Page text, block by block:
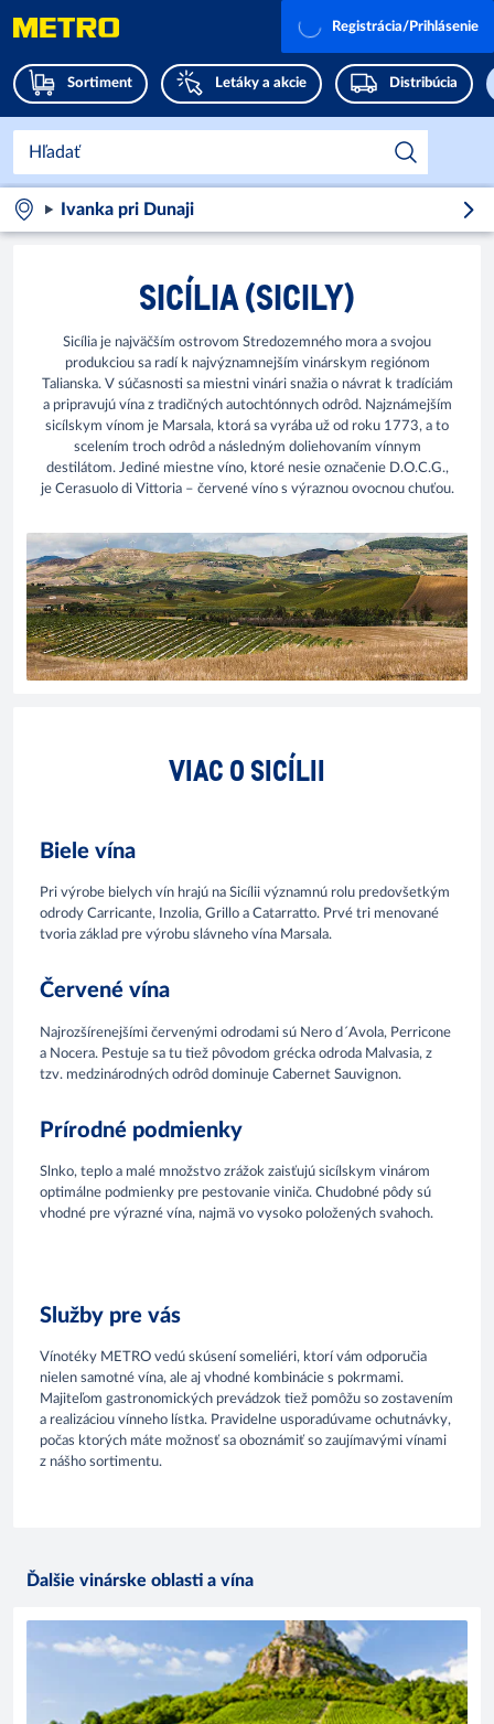
Sortiment Letáky a akcie Distribúcia
Registrácia/Prihlásenie
Ivanka pri Dunaji
SICÍLIA (SICILY)
Sicília je najväčším ostrovom Stredozemného mora a svojou
produkciou sa radí k najvýznamnejším vinárskym regiónom
Talianska. V súčasnosti sa miestni vinári snažia o návrat k tradíciám
a pripravujú vína z tradičných autochtónnych odrôd. Najznámejším
sicílskym vínom je Marsala, ktorá sa vyrába už od roku 1773, a to
scelením troch odrôd a následným doliehovaním vínnym
destilátom. Jediné miestne víno, ktoré nesie označenie D.O.C.G.,
je Cerasuolo di Vittoria – červené víno s výraznou ovocnou chuťou.
VIAC O SICÍLII
Biele vína
Pri výrobe bielych vín hrajú na Sicílii významnú rolu predovšetkým
odrody Carricante, Inzolia, Grillo a Catarratto. Prvé tri menované
tvoria základ pre výrobu slávneho vína Marsala.
Červené vína
Najrozšírenejšími červenými odrodami sú Nero d´Avola, Perricone
a Nocera. Pestuje sa tu tiež pôvodom grécka odroda Malvasia, z
tzv. medzinárodných odrôd dominuje Cabernet Sauvignon.
Prírodné podmienky
Slnko, teplo a malé množstvo zrážok zaisťujú sicílskym vinárom
optimálne podmienky pre pestovanie viniča. Chudobné pôdy sú
vhodné pre výrazné vína, najmä vo vysoko položených svahoch.
Služby pre vás
Vínotéky METRO vedú skúsení someliéri, ktorí vám odporučia
nielen samotné vína, ale aj vhodné kombinácie s pokrmami.
Majiteľom gastronomických prevádzok tiež pomôžu so zostavením
a realizáciou vínneho lístka. Pravidelne usporadúvame ochutnávky,
počas ktorých máte možnosť sa oboznámiť so zaujímavými vínami
z nášho sortimentu.
Ďalšie vinárske oblasti a vína